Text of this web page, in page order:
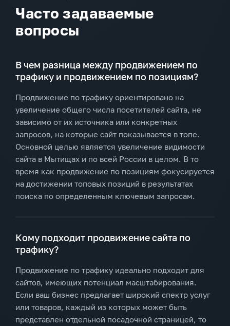
Часто задаваемые
вопросы
В чем разница между продвижением по
трафику и продвижением по позициям?
Продвижение по трафику ориентировано на
увеличение общего числа посетителей сайта, не
зависимо от их источника или конкретных
запросов, на которые сайт показывается в топе.
Основной целью является увеличение видимости
сайта в Мытищах и по всей России в целом. В то
время как продвижение по позициям фокусируется
на достижении топовых позиций в результатах
поиска по определенным ключевым запросам.
Кому подходит продвижение сайта по
трафику?
Продвижение по трафику идеально подходит для
сайтов, имеющих потенциал масштабирования.
Если ваш бизнес предлагает широкий спектр услуг
или товаров, каждый из которых может быть
представлен отдельной посадочной страницей, то